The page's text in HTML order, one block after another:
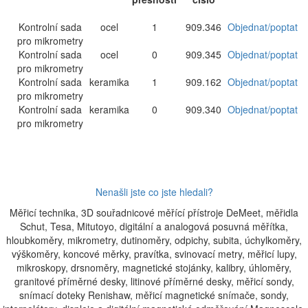
Kontrolní sada
pro mikrometry
ocel 1 909.346 Objednat/poptat
Kontrolní sada
pro mikrometry
ocel 0 909.345 Objednat/poptat
Kontrolní sada
pro mikrometry
keramika 1 909.162 Objednat/poptat
Kontrolní sada
pro mikrometry
keramika 0 909.340 Objednat/poptat
Nenašli jste co jste hledali?
Měřicí technika, 3D souřadnicové měřící přístroje DeMeet, měřidla
Schut, Tesa, Mitutoyo, digitální a analogová posuvná měřítka,
hloubkoměry, mikrometry, dutinoměry, odpichy, subita, úchylkoměry,
výškoměry, koncové měrky, pravítka, svinovací metry, měřicí lupy,
mikroskopy, drsnoměry, magnetické stojánky, kalibry, úhloměry,
granitové příměrné desky, litinové příměrné desky, měřicí sondy,
snímací doteky Renishaw, měřicí magnetické snímače, sondy,